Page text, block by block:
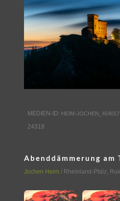
LED-
WIR
MEDIEN-ID: HEIM-JOCHEN_454017
24318
Abenddämmerung am
Jochen Heim / Rheinland-Pfalz,